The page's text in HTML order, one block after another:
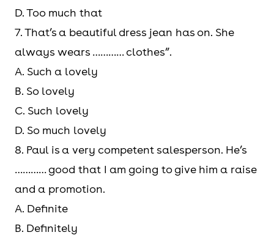
D. Too much that
7. That’s a beautiful dress jean has on. She
always wears ………… clothes”.
A. Such a lovely
B. So lovely
C. Such lovely
D. So much lovely
8. Paul is a very competent salesperson. He’s
………… good that I am going to give him a raise
and a promotion.
A. Definite
B. Definitely